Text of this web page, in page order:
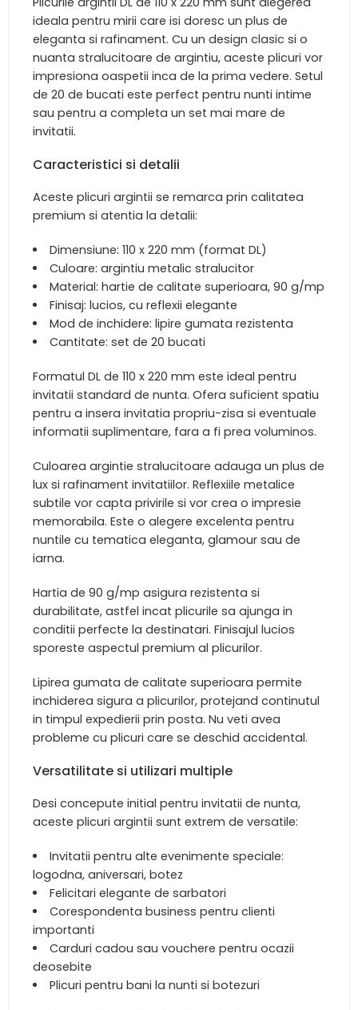
ideala pentru mirii care isi doresc un plus de
eleganta si rafinament. Cu un design clasic si o
nuanta stralucitoare de argintiu, aceste plicuri vor
impresiona oaspetii inca de la prima vedere. Setul
de 20 de bucati este perfect pentru nunti intime
sau pentru a completa un set mai mare de
invitatii.
Caracteristici si detalii
Aceste plicuri argintii se remarca prin calitatea
premium si atentia la detalii:
Dimensiune: 110 x 220 mm (format DL)
Culoare: argintiu metalic stralucitor
Material: hartie de calitate superioara, 90 g/mp
Finisaj: lucios, cu reflexii elegante
Mod de inchidere: lipire gumata rezistenta
Cantitate: set de 20 bucati
Formatul DL de 110 x 220 mm este ideal pentru
invitatii standard de nunta. Ofera suficient spatiu
pentru a insera invitatia propriu-zisa si eventuale
informatii suplimentare, fara a fi prea voluminos.
Culoarea argintie stralucitoare adauga un plus de
lux si rafinament invitatiilor. Reflexiile metalice
subtile vor capta privirile si vor crea o impresie
memorabila. Este o alegere excelenta pentru
nuntile cu tematica eleganta, glamour sau de
iarna.
Hartia de 90 g/mp asigura rezistenta si
durabilitate, astfel incat plicurile sa ajunga in
conditii perfecte la destinatari. Finisajul lucios
sporeste aspectul premium al plicurilor.
Lipirea gumata de calitate superioara permite
inchiderea sigura a plicurilor, protejand continutul
in timpul expedierii prin posta. Nu veti avea
probleme cu plicuri care se deschid accidental.
Versatilitate si utilizari multiple
Desi concepute initial pentru invitatii de nunta,
aceste plicuri argintii sunt extrem de versatile:
Invitatii pentru alte evenimente speciale:
logodna, aniversari, botez
Felicitari elegante de sarbatori
Corespondenta business pentru clienti
importanti
Carduri cadou sau vouchere pentru ocazii
deosebite
Plicuri pentru bani la nunti si botezuri